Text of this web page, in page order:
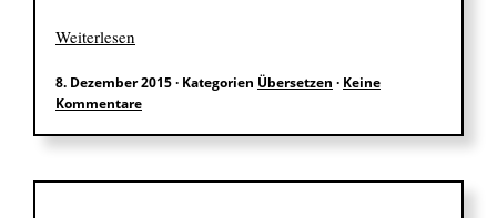
Weiterlesen
8. Dezember 2015· Kategorien Übersetzen · Keine
Kommentare